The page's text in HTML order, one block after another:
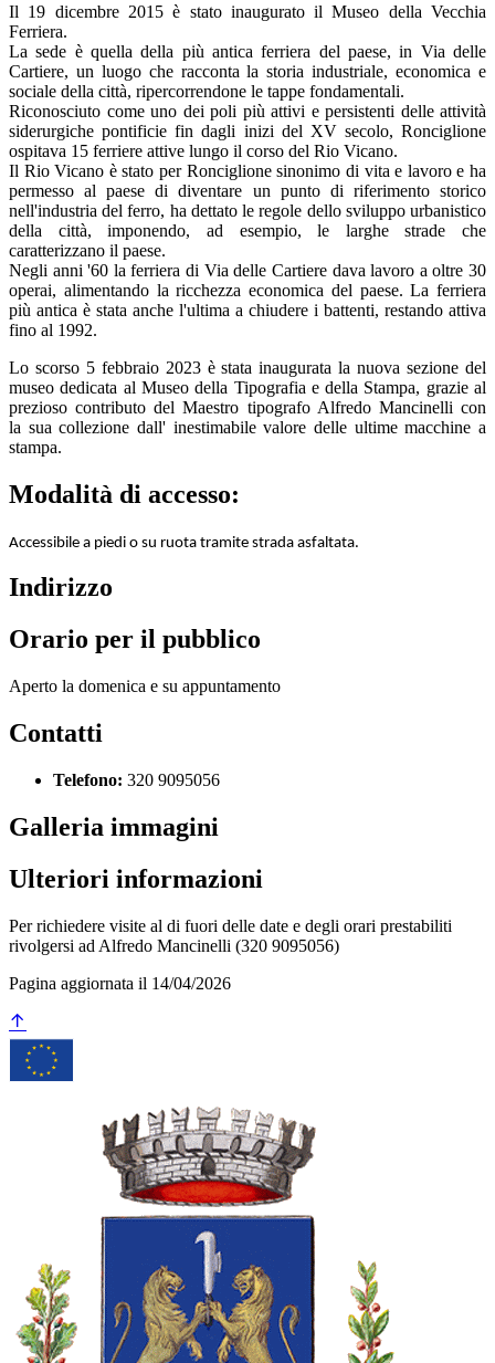
Il 19 dicembre 2015 è stato inaugurato il Museo della Vecchia
Ferriera.
La sede è quella della più antica ferriera del paese, in Via delle
Cartiere, un luogo che racconta la storia industriale, economica e
sociale della città, ripercorrendone le tappe fondamentali.
Riconosciuto come uno dei poli più attivi e persistenti delle attività
siderurgiche pontificie fin dagli inizi del XV secolo, Ronciglione
ospitava 15 ferriere attive lungo il corso del Rio Vicano.
Il Rio Vicano è stato per Ronciglione sinonimo di vita e lavoro e ha
permesso al paese di diventare un punto di riferimento storico
nell'industria del ferro, ha dettato le regole dello sviluppo urbanistico
della città, imponendo, ad esempio, le larghe strade che
caratterizzano il paese.
Negli anni '60 la ferriera di Via delle Cartiere dava lavoro a oltre 30
operai, alimentando la ricchezza economica del paese. La ferriera
più antica è stata anche l'ultima a chiudere i battenti, restando attiva
fino al 1992.
Lo scorso 5 febbraio 2023 è stata inaugurata la nuova sezione del
museo dedicata al Museo della Tipografia e della Stampa, grazie al
prezioso contributo del Maestro tipografo Alfredo Mancinelli con
la sua collezione dall' inestimabile valore delle ultime macchine a
stampa.
Modalità di accesso:
Accessibile a piedi o su ruota tramite strada asfaltata.
Indirizzo
Orario per il pubblico
Aperto la domenica e su appuntamento
Contatti
Telefono: 320 9095056
Galleria immagini
Ulteriori informazioni
Per richiedere visite al di fuori delle date e degli orari prestabiliti
rivolgersi ad Alfredo Mancinelli (320 9095056)
Pagina aggiornata il 14/04/2026